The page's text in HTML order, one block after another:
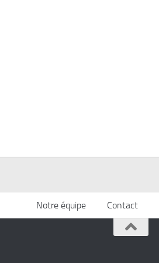
Notre équipe Contact